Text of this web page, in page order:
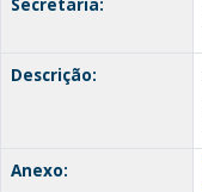
Secretaria:
Descrição:
Anexo: